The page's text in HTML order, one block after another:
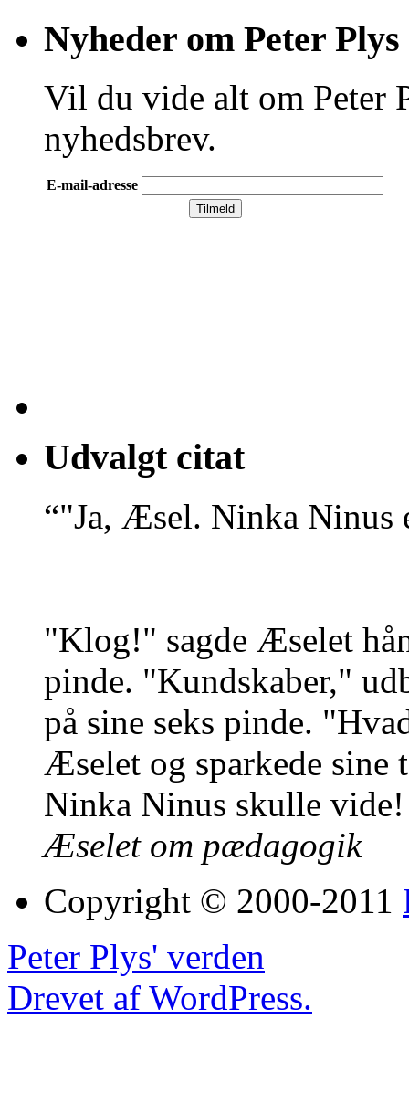
Nyheder om Peter Plys
Vil du vide alt om Peter
nyhedsbrev.
E-mail-adresse
Udvalgt citat
“"Ja, Æsel. Ninka Ninus
"Klog!" sagde Æselet
pinde. "Kundskaber,"
på sine seks pinde.
Æselet og sparkede
Ninka Ninus skulle
Æselet om pædagogik
Copyright © 2000-2011
Peter Plys' verden
Drevet af WordPress.